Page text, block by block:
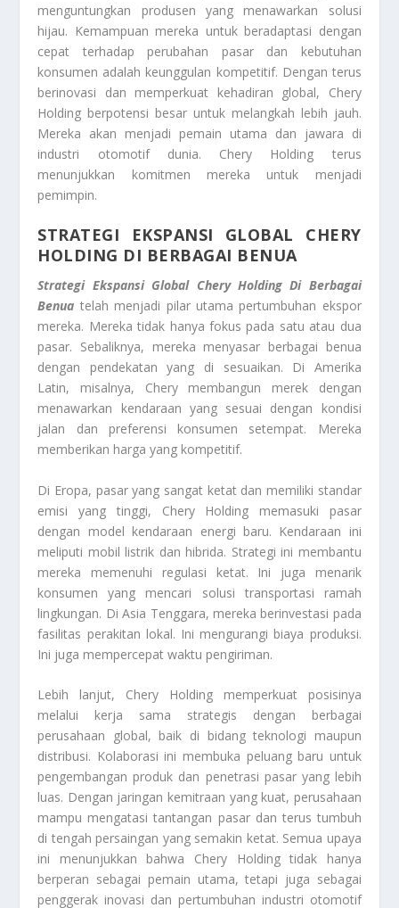
menguntungkan produsen yang menawarkan solusi
hijau. Kemampuan mereka untuk beradaptasi dengan
cepat terhadap perubahan pasar dan kebutuhan
konsumen adalah keunggulan kompetitif. Dengan terus
berinovasi dan memperkuat kehadiran global, Chery
Holding berpotensi besar untuk melangkah lebih jauh.
Mereka akan menjadi pemain utama dan jawara di
industri otomotif dunia. Chery Holding terus
menunjukkan komitmen mereka untuk menjadi
pemimpin.
STRATEGI EKSPANSI GLOBAL CHERY
HOLDING DI BERBAGAI BENUA
Strategi Ekspansi Global Chery Holding Di Berbagai
Benua telah menjadi pilar utama pertumbuhan ekspor
mereka. Mereka tidak hanya fokus pada satu atau dua
pasar. Sebaliknya, mereka menyasar berbagai benua
dengan pendekatan yang di sesuaikan. Di Amerika
Latin, misalnya, Chery membangun merek dengan
menawarkan kendaraan yang sesuai dengan kondisi
jalan dan preferensi konsumen setempat. Mereka
memberikan harga yang kompetitif.
Di Eropa, pasar yang sangat ketat dan memiliki standar
emisi yang tinggi, Chery Holding memasuki pasar
dengan model kendaraan energi baru. Kendaraan ini
meliputi mobil listrik dan hibrida. Strategi ini membantu
mereka memenuhi regulasi ketat. Ini juga menarik
konsumen yang mencari solusi transportasi ramah
lingkungan. Di Asia Tenggara, mereka berinvestasi pada
fasilitas perakitan lokal. Ini mengurangi biaya produksi.
Ini juga mempercepat waktu pengiriman.
Lebih lanjut, Chery Holding memperkuat posisinya
melalui kerja sama strategis dengan berbagai
perusahaan global, baik di bidang teknologi maupun
distribusi. Kolaborasi ini membuka peluang baru untuk
pengembangan produk dan penetrasi pasar yang lebih
luas. Dengan jaringan kemitraan yang kuat, perusahaan
mampu mengatasi tantangan pasar dan terus tumbuh
di tengah persaingan yang semakin ketat. Semua upaya
ini menunjukkan bahwa Chery Holding tidak hanya
berperan sebagai pemain utama, tetapi juga sebagai
penggerak inovasi dan pertumbuhan industri otomotif